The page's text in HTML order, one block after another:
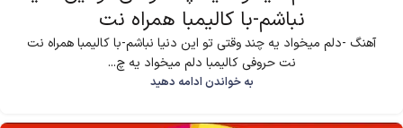
نباشم-با کالیمبا همراه نت
آهنگ -دلم میخواد یه چند وقتی تو این دنیا نباشم-با کالیمبا همراه نت
نت حروفی کالیمبا دلم میخواد یه چ...
به خواندن ادامه دهید